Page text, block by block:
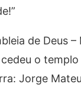
de Deus –
o
Jorge